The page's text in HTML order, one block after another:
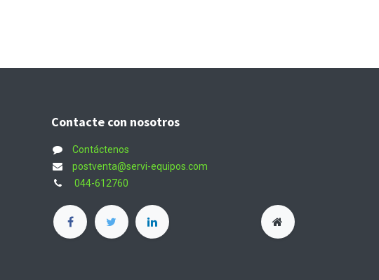
Contacte con nosotros
Contáctenos
postventa@servi-equipos.com
044-612760